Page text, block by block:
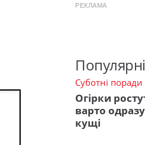
РЕКЛАМА
Суботні поради
Огірки
варто
кущі